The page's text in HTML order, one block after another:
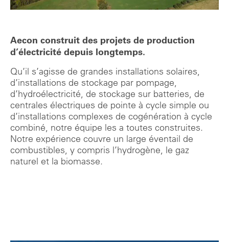
Aecon construit des projets de production
d’électricité depuis longtemps.
Qu’il s’agisse de grandes installations solaires,
d’installations de stockage par pompage,
d’hydroélectricité, de stockage sur batteries, de
centrales électriques de pointe à cycle simple ou
d’installations complexes de cogénération à cycle
combiné, notre équipe les a toutes construites.
Notre expérience couvre un large éventail de
combustibles, y compris l’hydrogène, le gaz
naturel et la biomasse.